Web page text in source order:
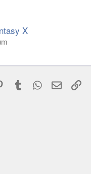
X
PinterestTumblr WhatsApp
Email